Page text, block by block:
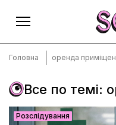
Головна
Головна оренда
Все по темі:
Розслідування